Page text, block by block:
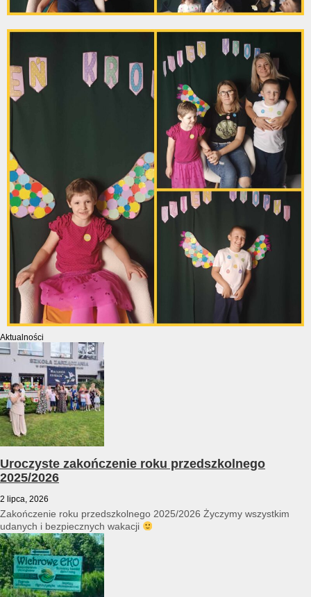
Aktualności
Uroczyste zakończenie roku przedszkolnego
2025/2026
2 lipca, 2026
Zakończenie roku przedszkolnego 2025/2026 Życzymy wszystkim
udanych i bezpiecznych wakacji